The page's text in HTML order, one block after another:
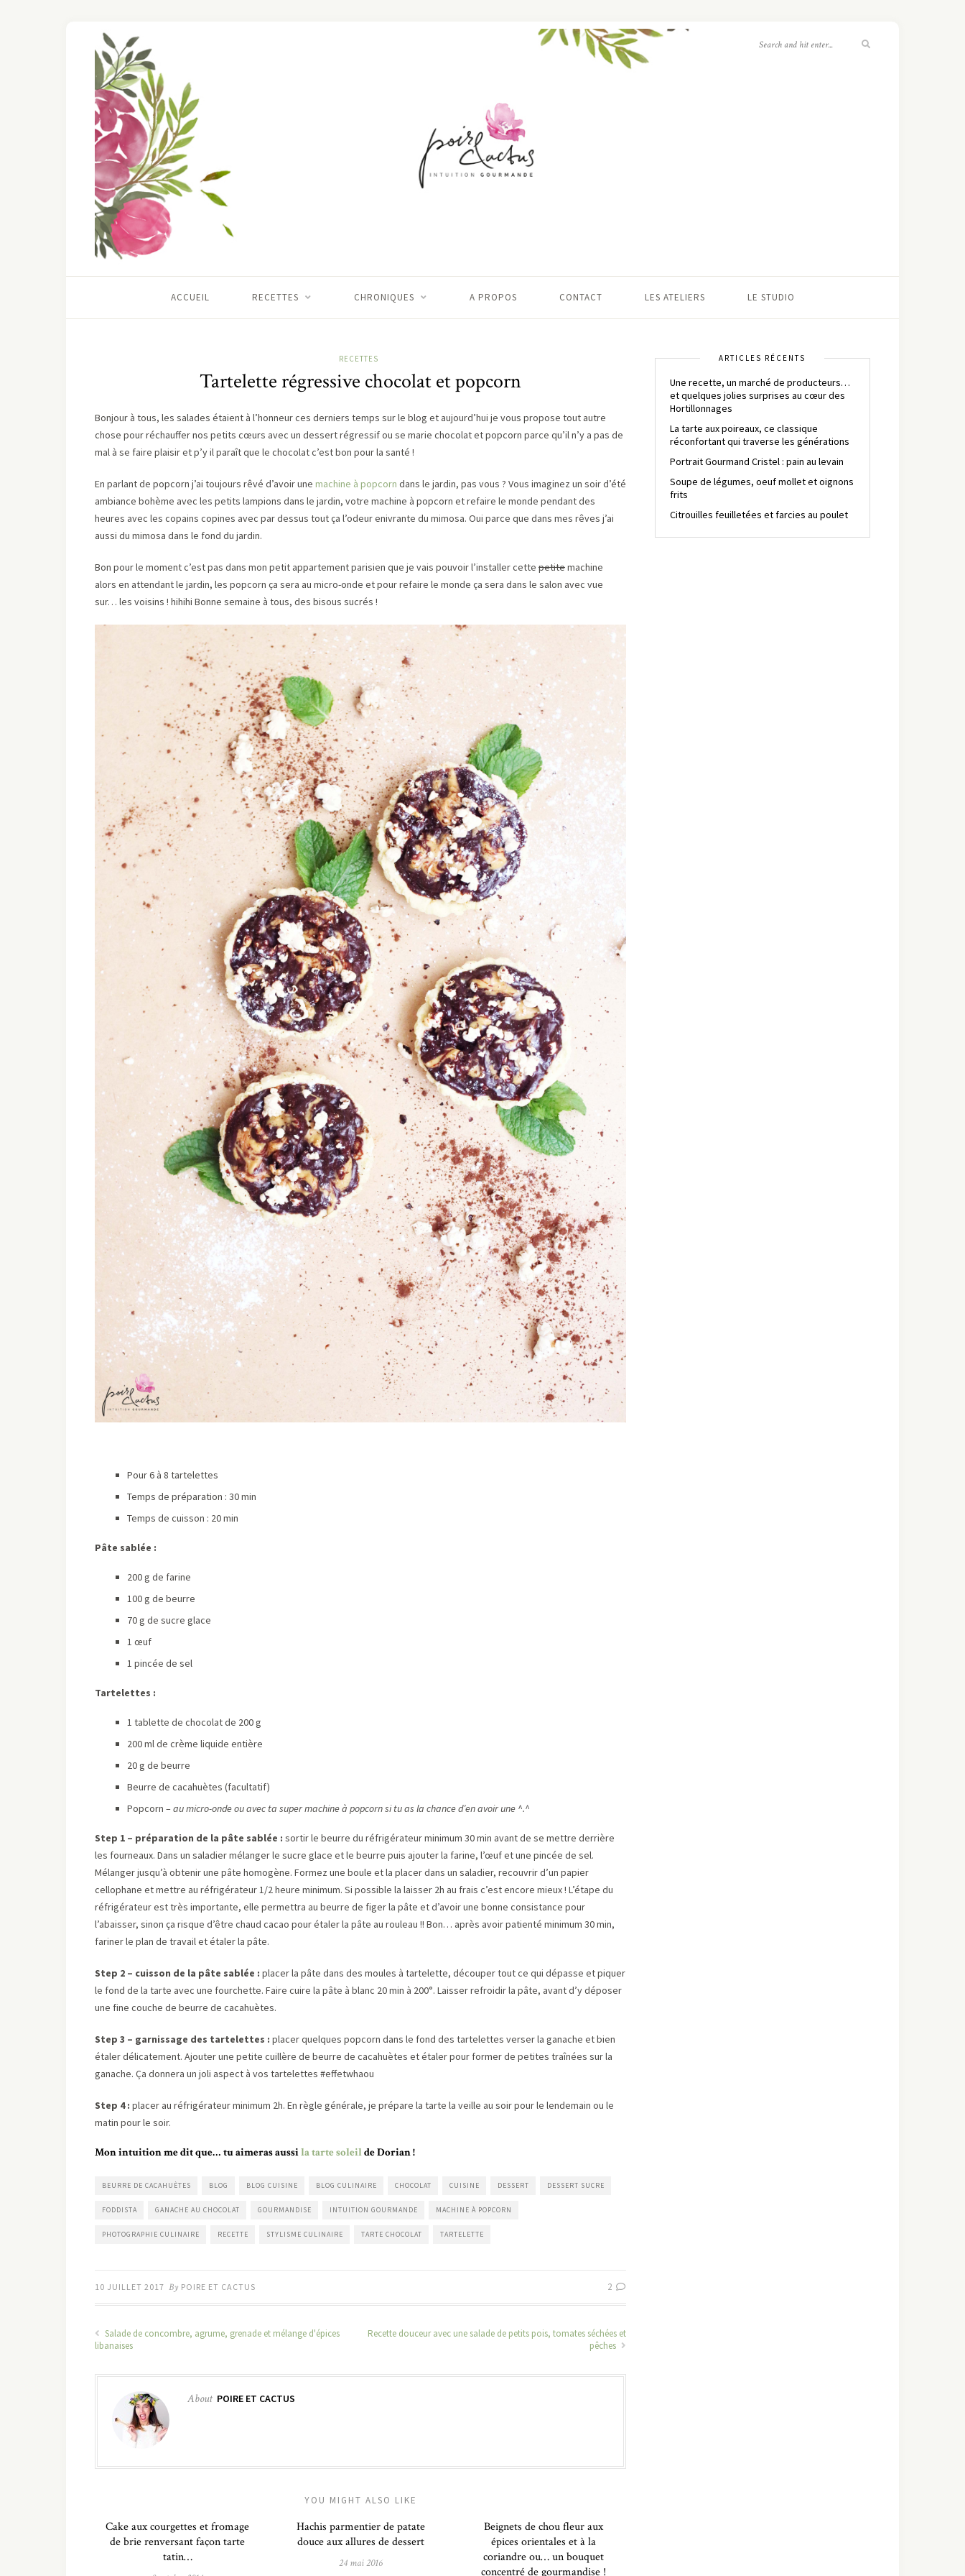
ACCUEIL RECETTES CHRONIQUES A PROPOS CONTACT LES ATELIERS LE STUDIO
RECETTES
Tartelette régressive chocolat et popcorn
Bonjour à tous, les salades étaient à l’honneur ces derniers temps sur le blog et aujourd’hui je vous propose tout autre
chose pour réchauffer nos petits cœurs avec un dessert régressif ou se marie chocolat et popcorn parce qu’il n’y a pas de
mal à se faire plaisir et p’y il paraît que le chocolat c’est bon pour la santé !
En parlant de popcorn j’ai toujours rêvé d’avoir une machine à popcorn dans le jardin, pas vous ? Vous imaginez un soir d’été
ambiance bohème avec les petits lampions dans le jardin, votre machine à popcorn et refaire le monde pendant des
heures avec les copains copines avec par dessus tout ça l’odeur enivrante du mimosa. Oui parce que dans mes rêves j’ai
aussi du mimosa dans le fond du jardin.
Bon pour le moment c’est pas dans mon petit appartement parisien que je vais pouvoir l’installer cette petitemachine
alors en attendant le jardin, les popcorn ça sera au micro-onde et pour refaire le monde ça sera dans le salon avec vue
sur… les voisins ! hihihi Bonne semaine à tous, des bisous sucrés !
Pour 6 à 8 tartelettes
Temps de préparation : 30 min
Temps de cuisson : 20 min
Pâte sablée :
200 g de farine
100 g de beurre
70 g de sucre glace
1 œuf
1 pincée de sel
Tartelettes :
1 tablette de chocolat de 200 g
200 ml de crème liquide entière
20 g de beurre
Beurre de cacahuètes (facultatif)
Popcorn –au micro-onde ou avec ta super machine à popcorn si tu as la chance d’en avoir une ^.^
Step 1 – préparation de la pâte sablée : sortir le beurre du réfrigérateur minimum 30 min avant de se mettre derrière
les fourneaux. Dans un saladier mélanger le sucre glace et le beurre puis ajouter la farine, l’œuf et une pincée de sel.
Mélanger jusqu’à obtenir une pâte homogène. Formez une boule et la placer dans un saladier, recouvrir d’un papier
cellophane et mettre au réfrigérateur 1/2 heure minimum. Si possible la laisser 2h au frais c’est encore mieux ! L’étape du
réfrigérateur est très importante, elle permettra au beurre de figer la pâte et d’avoir une bonne consistance pour
l’abaisser, sinon ça risque d’être chaud cacao pour étaler la pâte au rouleau !! Bon… après avoir patienté minimum 30 min,
fariner le plan de travail et étaler la pâte.
Step 2 – cuisson de la pâte sablée : placer la pâte dans des moules à tartelette, découper tout ce qui dépasse et piquer
le fond de la tarte avec une fourchette. Faire cuire la pâte à blanc 20 min à 200°. Laisser refroidir la pâte, avant d’y déposer
une fine couche de beurre de cacahuètes.
Step 3 – garnissage des tartelettes : placer quelques popcorn dans le fond des tartelettes verser la ganache et bien
étaler délicatement. Ajouter une petite cuillère de beurre de cacahuètes et étaler pour former de petites traînées sur la
ganache. Ça donnera un joli aspect à vos tartelettes #effetwhaou
Step 4 : placer au réfrigérateur minimum 2h. En règle générale, je prépare la tarte la veille au soir pour le lendemain ou le
matin pour le soir.
Mon intuition me dit que… tu aimeras aussila tarte soleilde Dorian !
BEURRE DE CACAHUÈTES BLOG BLOG CUISINE BLOG CULINAIRE CHOCOLAT CUISINE DESSERT DESSERT SUCRE
FODDISTA GANACHE AU CHOCOLAT GOURMANDISE INTUITION GOURMANDE MACHINE À POPCORN
PHOTOGRAPHIE CULINAIRE RECETTE STYLISME CULINAIRE TARTE CHOCOLAT TARTELETTE
10 JUILLET 2017 By POIRE ET CACTUS 2
Salade de concombre, agrume, grenade et mélange d'épices
libanaises
Recette douceur avec une salade de petits pois, tomates séchées et
pêches
About POIRE ET CACTUS
YOU MIGHT ALSO LIKE
Cake aux courgettes et fromage
de brie renversant façon tarte
tatin…
Hachis parmentier de patate
douce aux allures de dessert
24 mai 2016
Beignets de chou fleur aux
épices orientales et à la
coriandre ou… un bouquet
concentré de gourmandise !
ARTICLES RÉCENTS
Une recette, un marché de producteurs…
et quelques jolies surprises au cœur des
Hortillonnages
La tarte aux poireaux, ce classique
réconfortant qui traverse les générations
Portrait Gourmand Cristel : pain au levain
Soupe de légumes, oeuf mollet et oignons
frits
Citrouilles feuilletées et farcies au poulet